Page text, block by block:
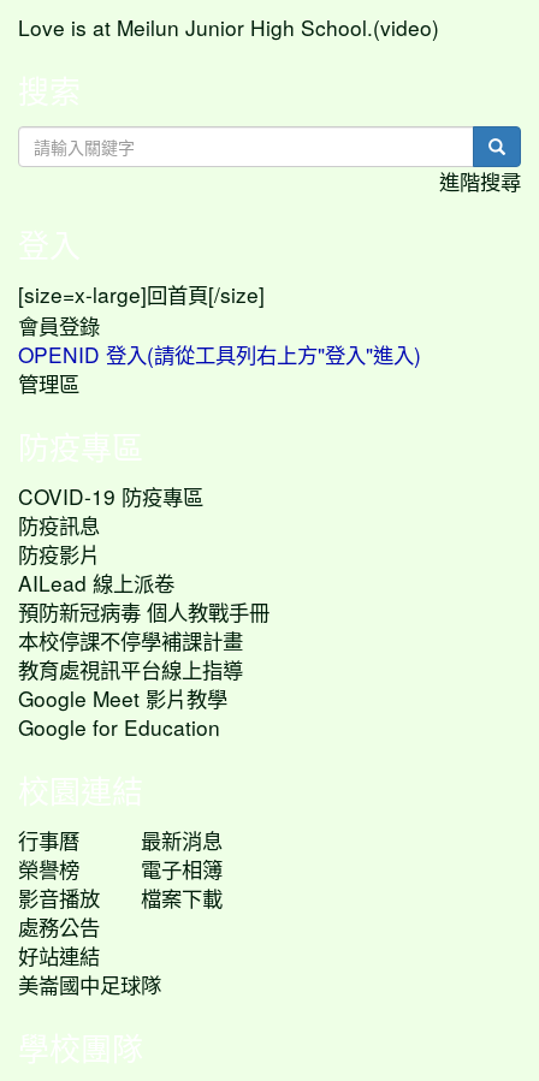
Love is at Meilun Junior High School.(video)
搜索
進階搜尋
登入
[size=x-large] 回首頁[/size]
會員登錄
OPENID 登入(請從工具列右上方"登入"進入)
管理區
防疫專區
COVID-19 防疫專區
防疫訊息
防疫影片
AILead 線上派卷
預防新冠病毒 個人教戰手冊
本校停課不停學補課計畫
教育處視訊平台線上指導
Google Meet 影片教學
Google for Education
校園連結
行事曆
最新消息
榮譽榜
電子相簿
影音播放
檔案下載
處務公告
好站連結
美崙國中足球隊
學校團隊